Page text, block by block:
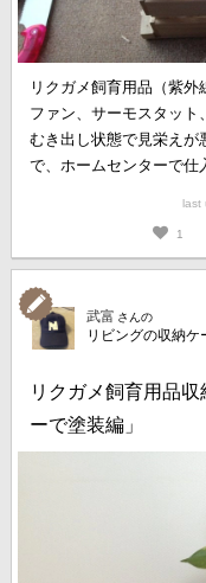
リクガメ飼育用品（紫
ファン、サーモスタッ
むき出し状態で見栄えが
で、ホームセンターで仕
last
1
武富 さんの
リビングの収納ケ
リクガメ飼育用品
ーで塗装編」